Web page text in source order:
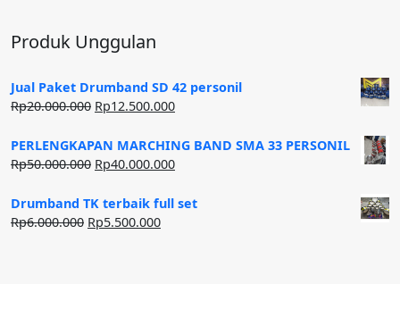
Produk Unggulan
Jual Paket Drumband SD 42 personil
Rp20.000.000 Harga
adalah:
Rp20.000.000.
Rp12.500.000Harga
ini
adalah:
PERLENGKAPAN MARCHING BAND SMA 33 PERSONIL
Rp50.000.000 Harga
adalah:
Rp50.000.000.
Rp40.000.000Harga
ini
Drumband TK terbaik full set
Rp6.000.000 Harga
Rp5.500.000Harga